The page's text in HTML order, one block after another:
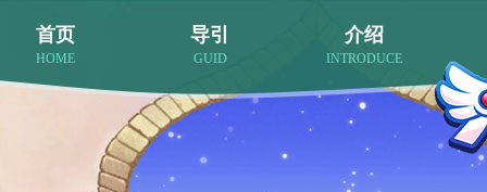
首页
HOME
导引
GUID
介绍
INTRODUCE